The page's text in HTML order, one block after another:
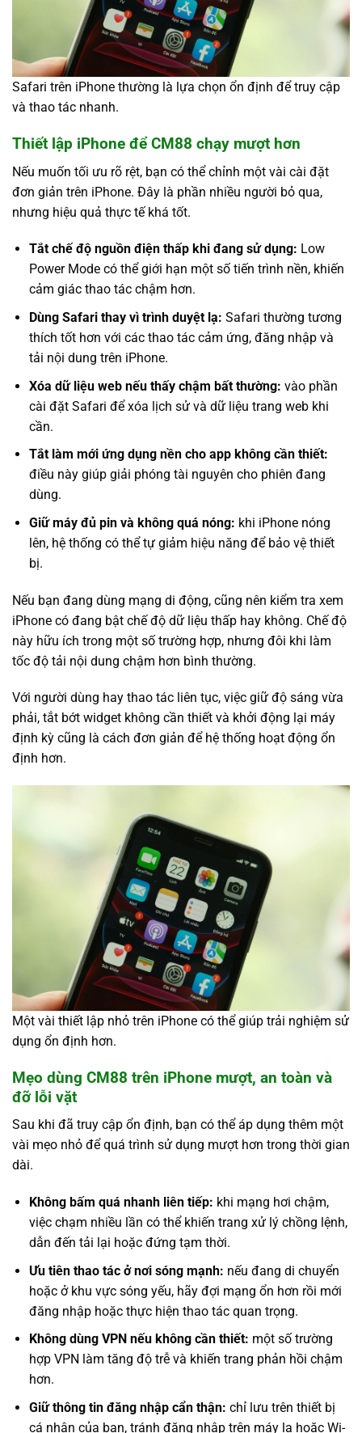
Safari trên iPhone thường là lựa chọn ổn định để truy cập
và thao tác nhanh.
Thiết lập iPhone để CM88 chạy mượt hơn
Nếu muốn tối ưu rõ rệt, bạn có thể chỉnh một vài cài đặt
đơn giản trên iPhone. Đây là phần nhiều người bỏ qua,
nhưng hiệu quả thực tế khá tốt.
Tắt chế độ nguồn điện thấp khi đang sử dụng: Low
Power Mode có thể giới hạn một số tiến trình nền, khiến
cảm giác thao tác chậm hơn.
Dùng Safari thay vì trình duyệt lạ: Safari thường tương
thích tốt hơn với các thao tác cảm ứng, đăng nhập và
tải nội dung trên iPhone.
Xóa dữ liệu web nếu thấy chậm bất thường: vào phần
cài đặt Safari để xóa lịch sử và dữ liệu trang web khi
cần.
Tắt làm mới ứng dụng nền cho app không cần thiết:
điều này giúp giải phóng tài nguyên cho phiên đang
dùng.
Giữ máy đủ pin và không quá nóng: khi iPhone nóng
lên, hệ thống có thể tự giảm hiệu năng để bảo vệ thiết
bị.
Nếu bạn đang dùng mạng di động, cũng nên kiểm tra xem
iPhone có đang bật chế độ dữ liệu thấp hay không. Chế độ
này hữu ích trong một số trường hợp, nhưng đôi khi làm
tốc độ tải nội dung chậm hơn bình thường.
Với người dùng hay thao tác liên tục, việc giữ độ sáng vừa
phải, tắt bớt widget không cần thiết và khởi động lại máy
định kỳ cũng là cách đơn giản để hệ thống hoạt động ổn
định hơn.
Một vài thiết lập nhỏ trên iPhone có thể giúp trải nghiệm sử
dụng ổn định hơn.
Mẹo dùng CM88 trên iPhone mượt, an toàn và
đỡ lỗi vặt
Sau khi đã truy cập ổn định, bạn có thể áp dụng thêm một
vài mẹo nhỏ để quá trình sử dụng mượt hơn trong thời gian
dài.
Không bấm quá nhanh liên tiếp: khi mạng hơi chậm,
việc chạm nhiều lần có thể khiến trang xử lý chồng lệnh,
dẫn đến tải lại hoặc đứng tạm thời.
Ưu tiên thao tác ở nơi sóng mạnh: nếu đang di chuyển
hoặc ở khu vực sóng yếu, hãy đợi mạng ổn hơn rồi mới
đăng nhập hoặc thực hiện thao tác quan trọng.
Không dùng VPN nếu không cần thiết: một số trường
hợp VPN làm tăng độ trễ và khiến trang phản hồi chậm
hơn.
Giữ thông tin đăng nhập cẩn thận: chỉ lưu trên thiết bị
cá nhân của bạn, tránh đăng nhập trên máy lạ hoặc Wi-